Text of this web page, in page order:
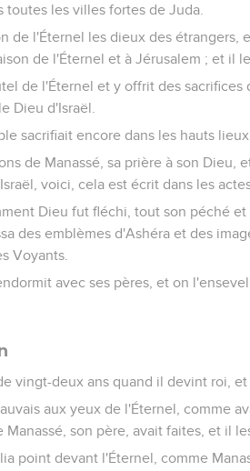
toutes les villes fortes de Juda.
de l'Éternel les dieux des
de l'Éternel et à Jérusalem ; et il
de l'Éternel et y offrit des
Dieu d'Israël.
sacrifiait encore dans les hauts
de Manassé, sa prière à son
voici, cela est écrit dans les
Dieu fut fléchi, tout son péché
des emblèmes d'Ashéra et des
Voyants.
avec ses pères, et on
vingt-deux ans quand il devint roi, et
aux yeux de l'Éternel, comme
Manassé, son père, avait faites, et il
point devant l'Éternel, comme